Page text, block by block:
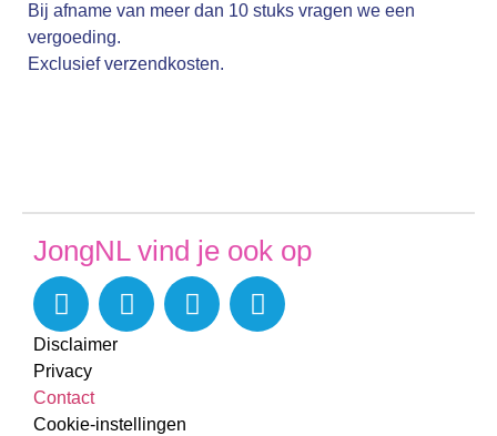
Bij afname van meer dan 10 stuks vragen we een
vergoeding.
Exclusief verzendkosten.
JongNL vind je ook op
Disclaimer
Privacy
Contact
Cookie-instellingen